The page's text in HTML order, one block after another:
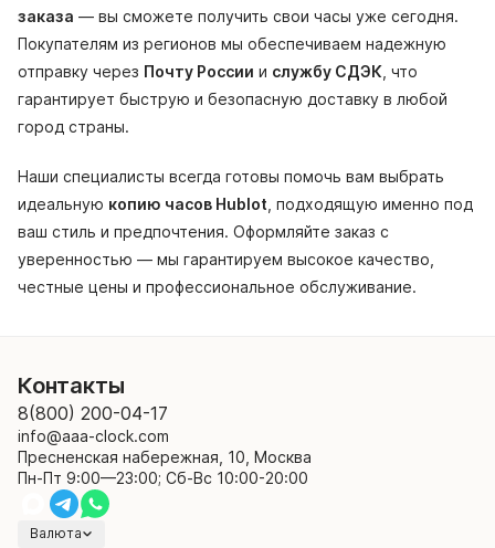
заказа — вы сможете получить свои часы уже сегодня.
Покупателям из регионов мы обеспечиваем надежную
отправку через Почту России и службу СДЭК , что
гарантирует быструю и безопасную доставку в любой
город страны.
Наши специалисты всегда готовы помочь вам выбрать
идеальную копию часов Hublot , подходящую именно под
ваш стиль и предпочтения. Оформляйте заказ с
уверенностью — мы гарантируем высокое качество,
честные цены и профессиональное обслуживание.
Контакты
8(800) 200-04-17
info@aaa-clock.com
Пресненская набережная, 10, Москва
Пн-Пт 9:00—23:00; Сб-Вс 10:00-20:00
Валюта